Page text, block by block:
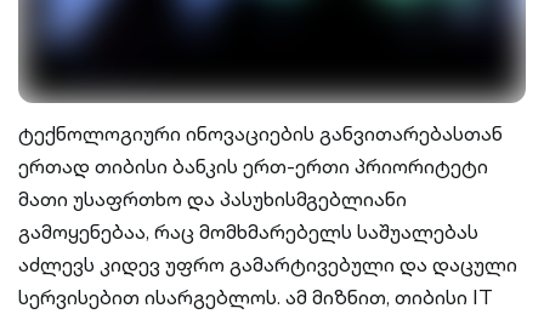
ტექნოლოგიური ინოვაციების განვითარებასთან
ერთად თიბისი ბანკის ერთ-ერთი პრიორიტეტი
მათი უსაფრთხო და პასუხისმგებლიანი
გამოყენებაა, რაც მომხმარებელს საშუალებას
აძლევს კიდევ უფრო გამარტივებული და დაცული
სერვისებით ისარგებლოს. ამ მიზნით, თიბისი IT